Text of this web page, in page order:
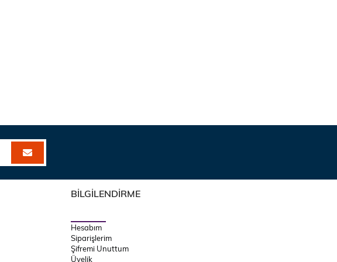
BİLGİLENDİRME
Hesabım
Siparişlerim
Şifremi Unuttum
Üyelik